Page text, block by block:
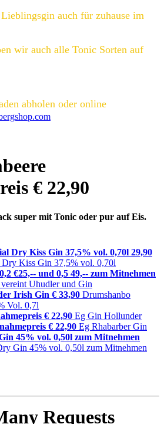
auch für zuhause im
wir auch alle Tonic Sorten auf
abholen oder online
€ 22,90
super mit Tonic oder pur auf Eis.
Dry Kiss Gin 37,5% vol. 0,70l 29,90
Kiss Gin 37,5% vol. 0,70l
€25,-- und 0,5 49,-- zum Mitnehmen
Uhudler und Gin
Irish Gin € 33,90 Drumshanbo
Vol. 0,7l
€ 22,90 Eg Gin Hollunder
€ 22,90 Eg Rhabarber Gin
45% vol. 0,50l zum Mitnehmen
Gin 45% vol. 0,50l zum Mitnehmen